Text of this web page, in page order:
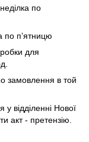
по
по пʼятницю
для
замовлення в той
відділенні Нової
акт - претензію.